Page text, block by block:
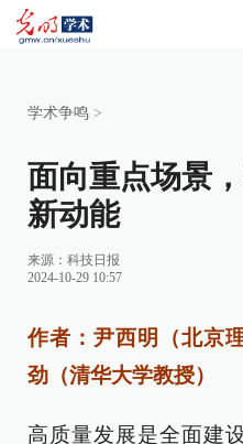
学术争鸣 >
面向重点场景
新动能
来源： 科技日报
2024-10-29 10:57
作者：尹西明（北京
劲（清华大学教授）
高质量发展是全面建